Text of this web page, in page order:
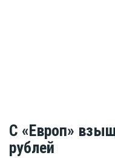
С «Европ»
рублей